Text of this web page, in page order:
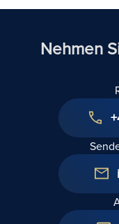
Nehmen